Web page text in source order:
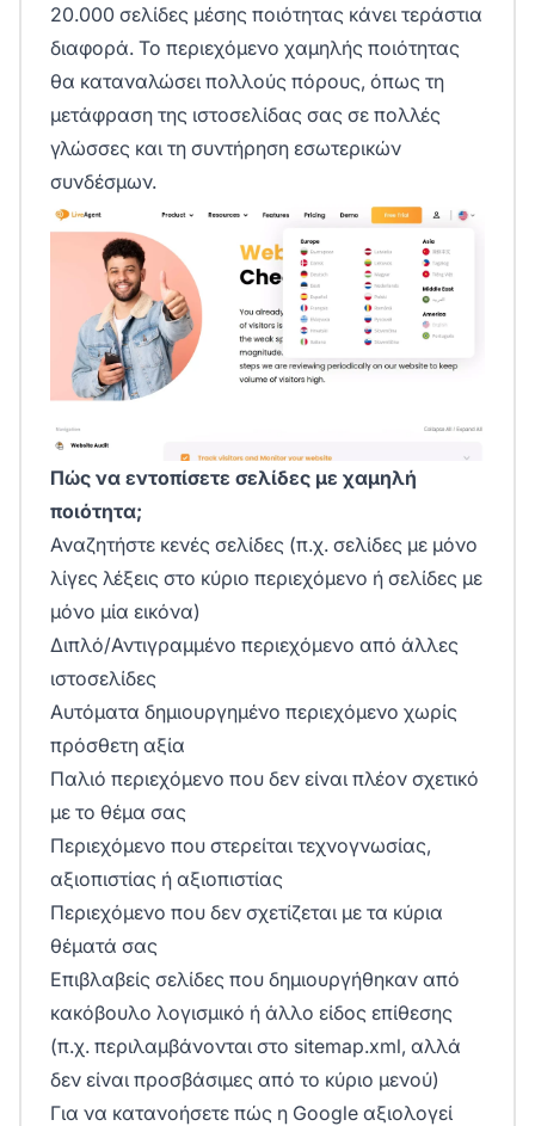
20.000 σελίδες μέσης ποιότητας κάνει τεράστια
διαφορά. Το περιεχόμενο χαμηλής ποιότητας
θα καταναλώσει πολλούς πόρους, όπως τη
μετάφραση της ιστοσελίδας σας σε πολλές
γλώσσες και τη συντήρηση εσωτερικών
συνδέσμων.
Πώς να εντοπίσετε σελίδες με χαμηλή
ποιότητα;
Αναζητήστε κενές σελίδες (π.χ. σελίδες με μόνο
λίγες λέξεις στο κύριο περιεχόμενο ή σελίδες με
μόνο μία εικόνα)
Διπλό/Αντιγραμμένο περιεχόμενο από άλλες
ιστοσελίδες
Αυτόματα δημιουργημένο περιεχόμενο χωρίς
πρόσθετη αξία
Παλιό περιεχόμενο που δεν είναι πλέον σχετικό
με το θέμα σας
Περιεχόμενο που στερείται τεχνογνωσίας,
αξιοπιστίας ή αξιοπιστίας
Περιεχόμενο που δεν σχετίζεται με τα κύρια
θέματά σας
Επιβλαβείς σελίδες που δημιουργήθηκαν από
κακόβουλο λογισμικό ή άλλο είδος επίθεσης
(π.χ. περιλαμβάνονται στο sitemap.xml, αλλά
δεν είναι προσβάσιμες από το κύριο μενού)
Για να κατανοήσετε πώς η Google αξιολογεί